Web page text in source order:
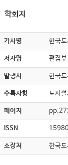
학회지
기사명 한국
저자명 편집부
발행사 한국도
수록사항 도시
페이지
ISSN
소장처 한국도